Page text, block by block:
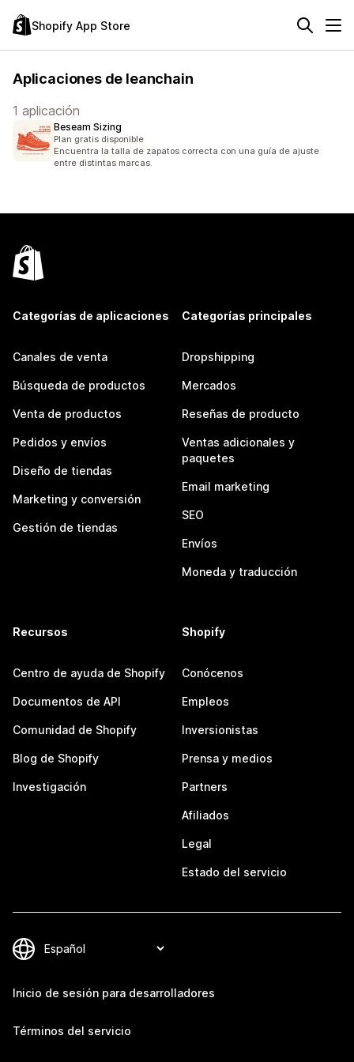
Shopify App Store
Aplicaciones de leanchain
1 aplicación
Beseam Sizing
Plan gratis disponible
Encuentra la talla de zapatos correcta con una guía de ajuste
entre distintas marcas.
Categorías de aplicaciones
Canales de venta
Búsqueda de productos
Venta de productos
Pedidos y envíos
Diseño de tiendas
Marketing y conversión
Gestión de tiendas
Categorías principales
Dropshipping
Mercados
Reseñas de producto
Ventas adicionales y
paquetes
Email marketing
SEO
Envíos
Moneda y traducción
Recursos
Centro de ayuda de Shopify
Documentos de API
Comunidad de Shopify
Blog de Shopify
Investigación
Shopify
Conócenos
Empleos
Inversionistas
Prensa y medios
Partners
Afiliados
Legal
Estado del servicio
Inicio de sesión para desarrolladores
Términos del servicio